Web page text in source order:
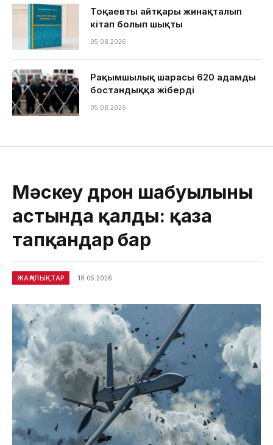
Тоқаевтың айтқары жинақталып
кітап болып шықты
05.08.2026
Рақымшылық шарасы 620 адамды
бостандыққа жіберді
05.08.2026
Мәскеу дрон шабуылының
астында қалды: қаза
тапқандар бар
ЖАҢАЛЫҚТАР 18.05.2026